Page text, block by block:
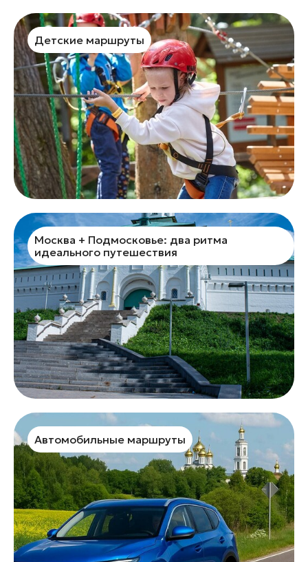
Детские маршруты
Москва + Подмосковье: два ритма
идеального путешествия
Автомобильные маршруты